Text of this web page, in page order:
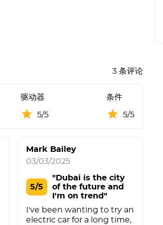
3 条评论
驱动器
5/5
条件
5/5
Mark Bailey
03/03/2025
5/5
"Dubai is the city
of the future and
I'm on trend"
I've been wanting to try an
electric car for a long time,